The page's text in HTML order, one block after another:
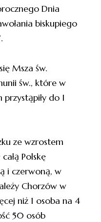
Dnia
biskupiego
Msza św.
św., które w
do I
ze wzrostem
Polskę
i czerwoną, w
Chorzów w
niż 1 osoba na 4
50 osób